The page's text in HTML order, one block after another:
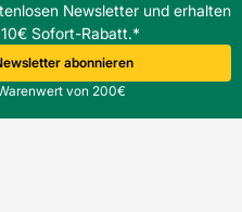
Newsletter und erhalten
Sofort-Rabatt.*
abonnieren
von 200€